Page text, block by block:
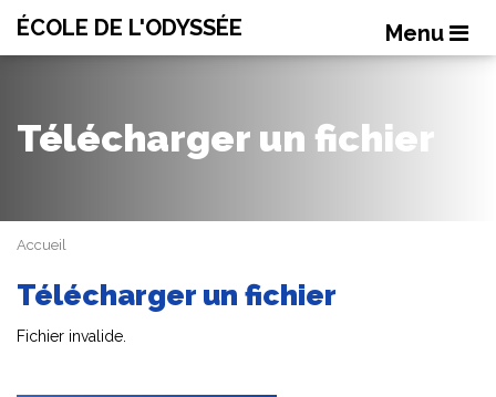
ÉCOLE DE L'ODYSSÉE Menu
Télécharger un fichier
Accueil
Télécharger un fichier
Fichier invalide.